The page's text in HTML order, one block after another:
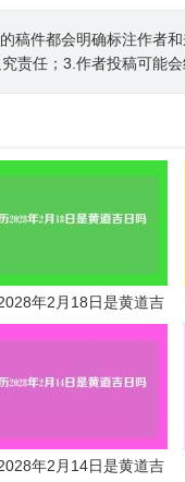
稿件都会明确标注作者
责任；3.作者投稿可能会
年2月18日是黄道吉
日吗
年2月14日是黄道吉